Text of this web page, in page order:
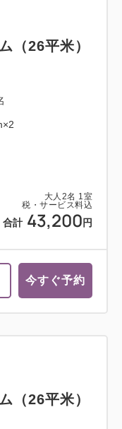
大人 2名 1 室
税・サービス料込
合計 43,200 円
（26平米）
今すぐ予約
（26平米）